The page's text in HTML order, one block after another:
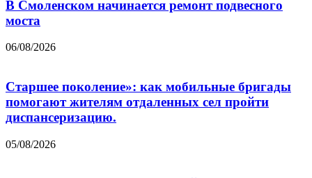
В Смоленском начинается ремонт подвесного
моста
06/08/2026
Старшее поколение»: как мобильные бригады
помогают жителям отдаленных сел пройти
диспансеризацию.
05/08/2026